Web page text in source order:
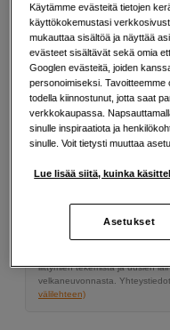
195 EUR
Määrä
Esimerkki: 36 kk, 7 EUR/kk,
Lainaaminen maksaa! Jos
liittymien tekemistä ja uusien
velkaneuvonnasta.
välilehteen)
Käytämme evästeitä tietojen
käyttökokemustasi
mukauttaa sisältöä ja näyttää
evästeet sisältävät sekä omia
Googlen evästeitä, joiden
personoimiseksi. Tavoitteemme
todella kiinnostunut, jotta saat
verkkokaupassa.
sinulle inspiraatiota ja
sinulle. Voit tietysti muuttaa
Lue lisää siitä, kuinka
Asetukset